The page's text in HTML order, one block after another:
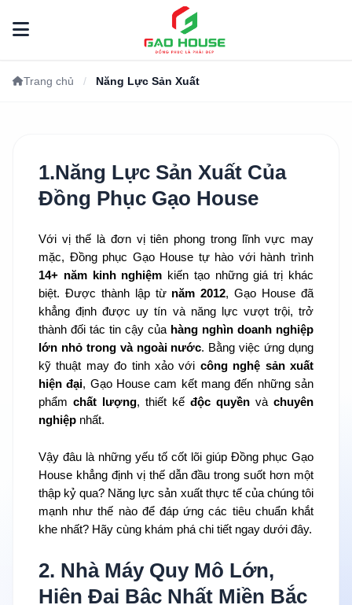
Trang chủ / Năng Lực Sản Xuất
1.Năng Lực Sản Xuất Của
Đồng Phục Gạo House
Với vị thế là đơn vị tiên phong trong lĩnh vực may
mặc, Đồng phục Gạo House tự hào với hành trình
14+ năm kinh nghiệm kiến tạo những giá trị khác
biệt. Được thành lập từ năm 2012, Gạo House đã
khẳng định được uy tín và năng lực vượt trội, trở
thành đối tác tin cậy của hàng nghìn doanh nghiệp
lớn nhỏ trong và ngoài nước. Bằng việc ứng dụng
kỹ thuật may đo tinh xảo với công nghệ sản xuất
hiện đại, Gạo House cam kết mang đến những sản
phẩm chất lượng, thiết kế độc quyền và chuyên
nghiệp nhất.
Vậy đâu là những yếu tố cốt lõi giúp Đồng phục Gạo
House khẳng định vị thế dẫn đầu trong suốt hơn một
thập kỷ qua? Năng lực sản xuất thực tế của chúng tôi
mạnh như thế nào để đáp ứng các tiêu chuẩn khắt
khe nhất? Hãy cùng khám phá chi tiết ngay dưới đây.
2. Nhà Máy Quy Mô Lớn,
Hiện Đại Bậc Nhất Miền Bắc